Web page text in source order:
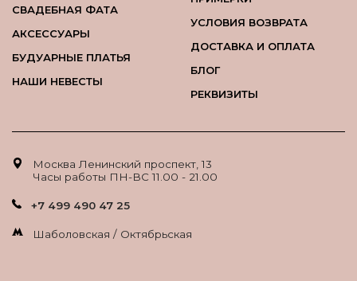
СВАДЕБНАЯ ФАТА
АКСЕССУАРЫ
БУДУАРНЫЕ ПЛАТЬЯ
НАШИ НЕВЕСТЫ
УСЛОВИЯ ВОЗВРАТА
ДОСТАВКА И ОПЛАТА
БЛОГ
РЕКВИЗИТЫ
Москва Ленинский проспект, 13
Часы работы ПН-ВС 11.00 - 21.00
+7 499 490 47 25
Шаболовская / Октябрьская